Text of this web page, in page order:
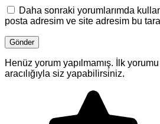
Daha sonraki yorumlarımda
posta adresim ve site adresim bu
Henüz yorum yapılmamış. İlk
aracılığıyla siz yapabilirsiniz.